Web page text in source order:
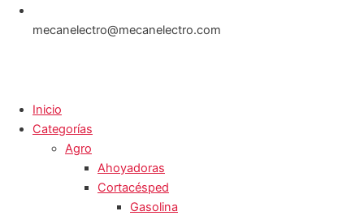
mecanelectro@mecanelectro.com
Inicio
Categorías
Agro
Ahoyadoras
Cortacésped
Gasolina